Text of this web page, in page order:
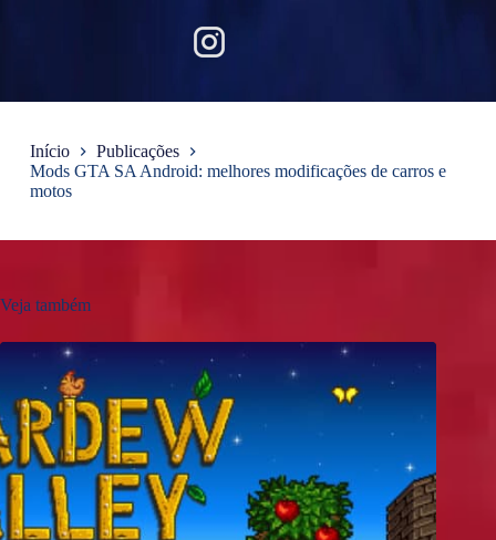
Início
Publicações
Mods GTA SA Android: melhores modificações de carros e
motos
Veja também